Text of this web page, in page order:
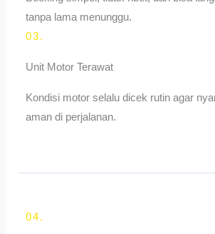
tanpa lama menunggu.
03.
Unit Motor Terawat
Kondisi motor selalu dicek rutin agar
aman di perjalanan.
04.